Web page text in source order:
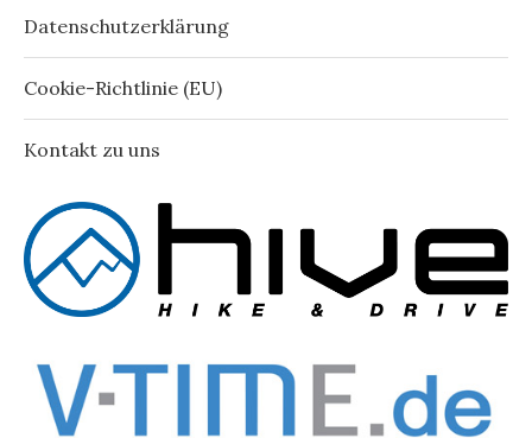
Datenschutzerklärung
Cookie-Richtlinie (EU)
Kontakt zu uns